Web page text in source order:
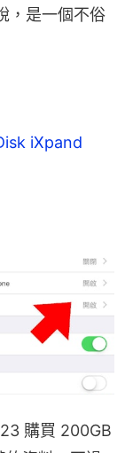
，是一個不俗
iXpand
購買 200GB